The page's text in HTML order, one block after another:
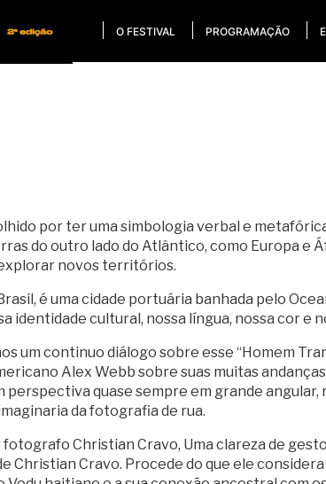
O FESTIVAL PROGRAMAÇÃO
por ter uma simbologia verbal e
do outro lado do Atlântico, como Europa e
novos territórios.
é uma cidade portuária banhada pelo
identidade cultural, nossa língua, nossa cor e
um continuo diálogo sobre esse “Homem
Alex Webb sobre suas muitas
perspectiva quase sempre em grande angular,
da fotografia de rua.
fotografo Christian Cravo, Uma clareza de
Christian Cravo. Procede do que ele